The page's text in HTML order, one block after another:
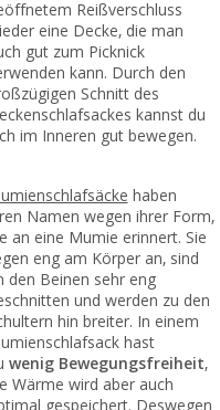
Reißverschluss
eine Decke, die man
gut zum Picknick
kann. Durch den
Schnitt des
kannst du
im Inneren gut bewegen.
haben
Namen wegen ihrer Form,
an eine Mumie erinnert. Sie
eng am Körper an, sind
den Beinen sehr eng
und werden zu den
hin breiter. In einem
hast
wenig Bewegungsfreiheit,
Wärme wird aber auch
gespeichert. Deswegen